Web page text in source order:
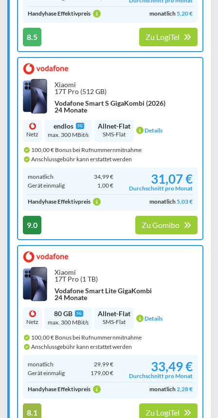
Handyhase Effektivpreis
monatlich5,20 €
8.5 Zu LogiTel
Xiaomi
17T Pro (512 GB)
Vodafone Smart S GigaKombi (2026)
24 Monate
Netz
endlos 5G
max. 300 MBit/s
Allnet-Flat
SMS-Flat Details
100,00 € Bonus bei Rufnummernmitnahme
Anschlussgebühr kann erstattet werden
monatlich
34,99 €
Gerät einmalig
1,00 € 31,07 €
Durchschnitt pro Monat
Handyhase Effektivpreis
monatlich5,03 €
9.0 Zu Gomibo
Xiaomi
17T Pro (1 TB)
Vodafone Smart Lite GigaKombi
24 Monate
Netz
80 GB 5G
max. 300 MBit/s
Allnet-Flat
SMS-Flat Details
100,00 € Bonus bei Rufnummernmitnahme
Anschlussgebühr kann erstattet werden
monatlich
29,99 €
Gerät einmalig
179,00 € 33,49 €
Durchschnitt pro Monat
Handyhase Effektivpreis
monatlich2,28 €
8.1 Zu LogiTel